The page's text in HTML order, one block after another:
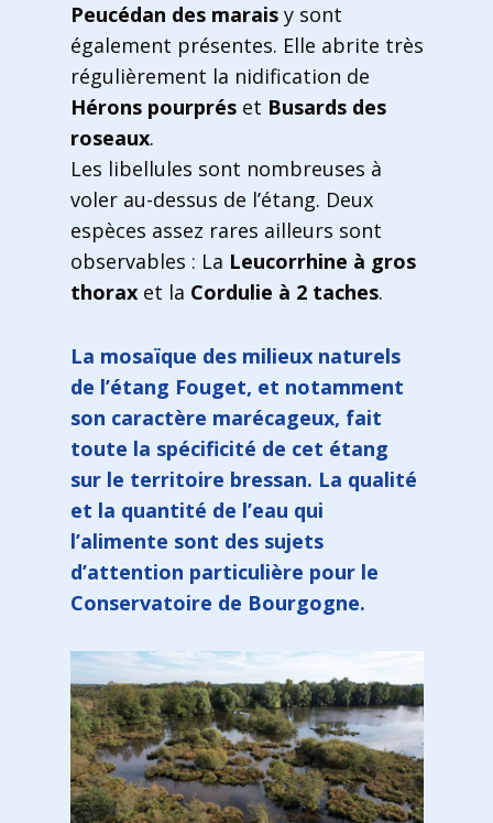
Peucédan des maraisy sont
également présentes. Elle abrite très
régulièrement la nidification de
Hérons pourpréset Busards des
roseaux.
Les libellules sont nombreuses à
voler au-dessus de l’étang. Deux
espèces assez rares ailleurs sont
observables : La Leucorrhine à gros
thoraxet la Cordulie à 2 taches.
La mosaïque des milieux naturels
de l’étang Fouget, et notamment
son caractère marécageux, fait
toute la spécificité de cet étang
sur le territoire bressan. La qualité
et la quantité de l’eau qui
l’alimente sont des sujets
d’attention particulière pour le
Conservatoire de Bourgogne.